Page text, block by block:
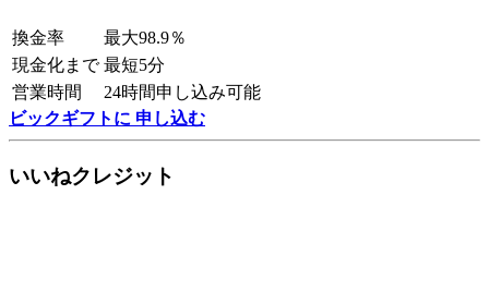
換金率
最大98.9％
現金化まで 最短5分
営業時間
24時間申し込み可能
ビックギフトに 申し込む
いいねクレジット